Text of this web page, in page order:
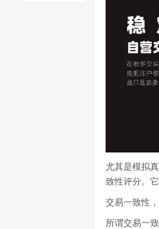
尤其是模拟
致性评分。
交易一致性
所谓交易一